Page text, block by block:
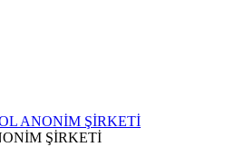
ANONİM ŞİRKETİ
ŞİRKETİ